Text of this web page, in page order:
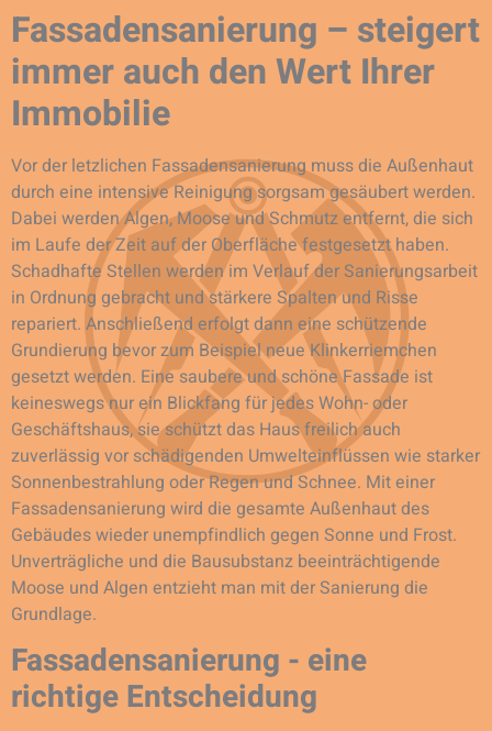
Fassadensanierung – steigert
immer auch den Wert Ihrer
Immobilie
Vor der letzlichen Fassadensanierung muss die Außenhaut
durch eine intensive Reinigung sorgsam gesäubert werden.
Dabei werden Algen, Moose und Schmutz entfernt, die sich
im Laufe der Zeit auf der Oberfläche festgesetzt haben.
Schadhafte Stellen werden im Verlauf der Sanierungsarbeit
in Ordnung gebracht und stärkere Spalten und Risse
repariert. Anschließend erfolgt dann eine schützende
Grundierung bevor zum Beispiel neue Klinkerriemchen
gesetzt werden. Eine saubere und schöne Fassade ist
keineswegs nur ein Blickfang für jedes Wohn- oder
Geschäftshaus, sie schützt das Haus freilich auch
zuverlässig vor schädigenden Umwelteinflüssen wie starker
Sonnenbestrahlung oder Regen und Schnee. Mit einer
Fassadensanierung wird die gesamte Außenhaut des
Gebäudes wieder unempfindlich gegen Sonne und Frost.
Unverträgliche und die Bausubstanz beeinträchtigende
Moose und Algen entzieht man mit der Sanierung die
Grundlage.
Fassadensanierung - eine
richtige Entscheidung